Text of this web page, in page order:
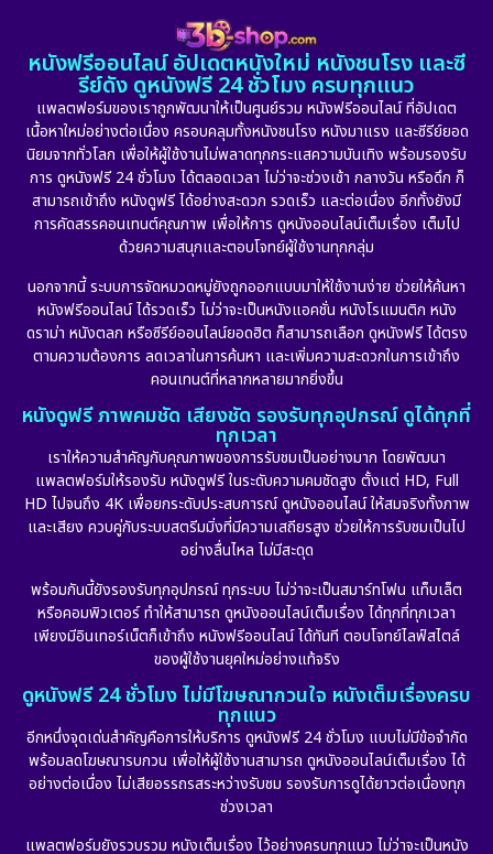
หนังฟรีออนไลน์ อัปเดตหนังใหม่ หนังชนโรง และซี
รีย์ดัง ดูหนังฟรี 24 ชั่วโมง ครบทุกแนว
แพลตฟอร์มของเราถูกพัฒนาให้เป็นศูนย์รวม หนังฟรีออนไลน์ ที่อัปเดต
เนื้อหาใหม่อย่างต่อเนื่อง ครอบคลุมทั้งหนังชนโรง หนังมาแรง และซีรีย์ยอด
นิยมจากทั่วโลก เพื่อให้ผู้ใช้งานไม่พลาดทุกกระแสความบันเทิง พร้อมรองรับ
การ ดูหนังฟรี 24 ชั่วโมง ได้ตลอดเวลา ไม่ว่าจะช่วงเช้า กลางวัน หรือดึก ก็
สามารถเข้าถึง หนังดูฟรี ได้อย่างสะดวก รวดเร็ว และต่อเนื่อง อีกทั้งยังมี
การคัดสรรคอนเทนต์คุณภาพ เพื่อให้การ ดูหนังออนไลน์เต็มเรื่อง เต็มไป
ด้วยความสนุกและตอบโจทย์ผู้ใช้งานทุกกลุ่ม
นอกจากนี้ ระบบการจัดหมวดหมู่ยังถูกออกแบบมาให้ใช้งานง่าย ช่วยให้ค้นหา
หนังฟรีออนไลน์ ได้รวดเร็ว ไม่ว่าจะเป็นหนังแอคชั่น หนังโรแมนติก หนัง
ดราม่า หนังตลก หรือซีรีย์ออนไลน์ยอดฮิต ก็สามารถเลือก ดูหนังฟรี ได้ตรง
ตามความต้องการ ลดเวลาในการค้นหา และเพิ่มความสะดวกในการเข้าถึง
คอนเทนต์ที่หลากหลายมากยิ่งขึ้น
หนังดูฟรี ภาพคมชัด เสียงชัด รองรับทุกอุปกรณ์ ดูได้ทุกที่
ทุกเวลา
เราให้ความสำคัญกับคุณภาพของการรับชมเป็นอย่างมาก โดยพัฒนา
แพลตฟอร์มให้รองรับ หนังดูฟรี ในระดับความคมชัดสูง ตั้งแต่ HD, Full
HD ไปจนถึง 4K เพื่อยกระดับประสบการณ์ ดูหนังออนไลน์ ให้สมจริงทั้งภาพ
และเสียง ควบคู่กับระบบสตรีมมิ่งที่มีความเสถียรสูง ช่วยให้การรับชมเป็นไป
อย่างลื่นไหล ไม่มีสะดุด
พร้อมกันนี้ยังรองรับทุกอุปกรณ์ ทุกระบบ ไม่ว่าจะเป็นสมาร์ทโฟน แท็บเล็ต
หรือคอมพิวเตอร์ ทำให้สามารถ ดูหนังออนไลน์เต็มเรื่อง ได้ทุกที่ทุกเวลา
เพียงมีอินเทอร์เน็ตก็เข้าถึง หนังฟรีออนไลน์ ได้ทันที ตอบโจทย์ไลฟ์สไตล์
ของผู้ใช้งานยุคใหม่อย่างแท้จริง
ดูหนังฟรี 24 ชั่วโมง ไม่มีโฆษณากวนใจ หนังเต็มเรื่องครบ
ทุกแนว
อีกหนึ่งจุดเด่นสำคัญคือการให้บริการ ดูหนังฟรี 24 ชั่วโมง แบบไม่มีข้อจำกัด
พร้อมลดโฆษณารบกวน เพื่อให้ผู้ใช้งานสามารถ ดูหนังออนไลน์เต็มเรื่อง ได้
อย่างต่อเนื่อง ไม่เสียอรรถรสระหว่างรับชม รองรับการดูได้ยาวต่อเนื่องทุก
ช่วงเวลา
แพลตฟอร์มยังรวบรวม หนังเต็มเรื่อง ไว้อย่างครบทุกแนว ไม่ว่าจะเป็นหนัง